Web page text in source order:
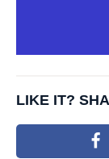
LIKE IT?